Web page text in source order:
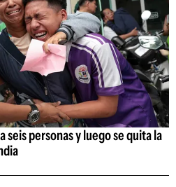
seis personas y luego se quita la